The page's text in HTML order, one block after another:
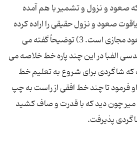
كه صعود و نزول و تشمیر با هم آمده
صعود و نزول حقیقی را اراده كرده
است و الا تشمیر خود صعود مجازی است. 3) توضیحاً گفته می
الفبا در این چند پاره خط خلاصه می
شاگردی برای شروع به تعلیم خط
فرمود تا چند خط افقی از راست به چپ
چون دید كه با قدرت و صاف كشید
پذیرفت.